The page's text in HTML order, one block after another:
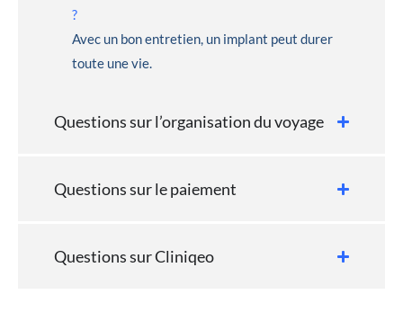
?
Avec un bon entretien, un implant peut durer
toute une vie.
Questions sur l’organisation du voyage
Questions sur le paiement
Questions sur Cliniqeo